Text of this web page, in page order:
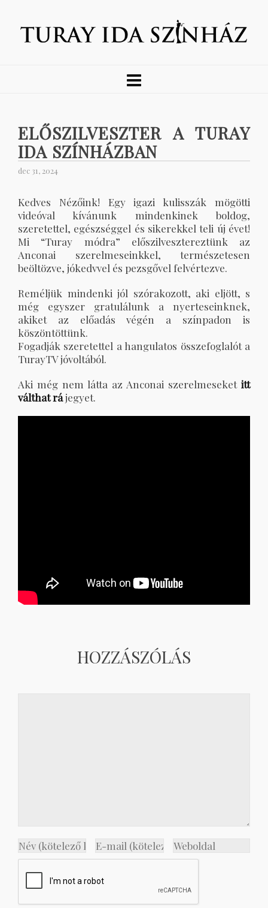
ELŐSZILVESZTER A TURAY
IDA SZÍNHÁZBAN
dec 31, 2024
Kedves Nézőink! Egy igazi kulisszák mögötti
videóval kívánunk mindenkinek boldog,
szeretettel, egészséggel és sikerekkel teli új évet!
Mi “Turay módra” előszilvesztereztünk az
Anconai szerelmeseinkkel, természetesen
beöltözve, jókedvvel és pezsgővel felvértezve.
Reméljük mindenki jól szórakozott, aki eljött, s
még egyszer gratulálunk a nyerteseinknek,
akiket az előadás végén a színpadon is
köszöntöttünk.
Fogadják szeretettel a hangulatos összefoglalót a
TurayTV jóvoltából.
Aki még nem látta az Anconai szerelmeseket itt
válthat rájegyet.
HOZZÁSZÓLÁS